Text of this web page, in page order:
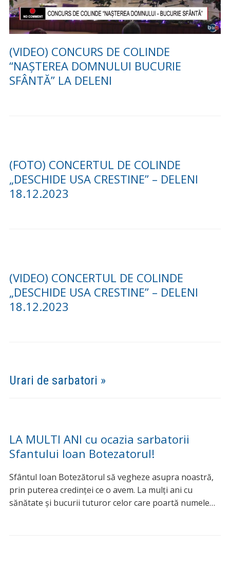
(VIDEO) CONCURS DE COLINDE
“NAȘTEREA DOMNULUI BUCURIE
SFÂNTĂ” LA DELENI
(FOTO) CONCERTUL DE COLINDE
„DESCHIDE USA CRESTINE” – DELENI
18.12.2023
(VIDEO) CONCERTUL DE COLINDE
„DESCHIDE USA CRESTINE” – DELENI
18.12.2023
Urari de sarbatori »
LA MULTI ANI cu ocazia sarbatorii
Sfantului Ioan Botezatorul!
Sfântul Ioan Botezătorul să vegheze asupra noastră,
prin puterea credinței ce o avem. La mulți ani cu
sănătate și bucurii tuturor celor care poartă numele…